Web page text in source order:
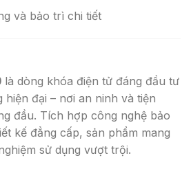
và bảo trì chi tiết
là dòng khóa điện tử đáng đầu tư
đại – nơi an ninh và tiện
đầu. Tích hợp công nghệ bảo
kế đẳng cấp, sản phẩm mang
sử dụng vượt trội.